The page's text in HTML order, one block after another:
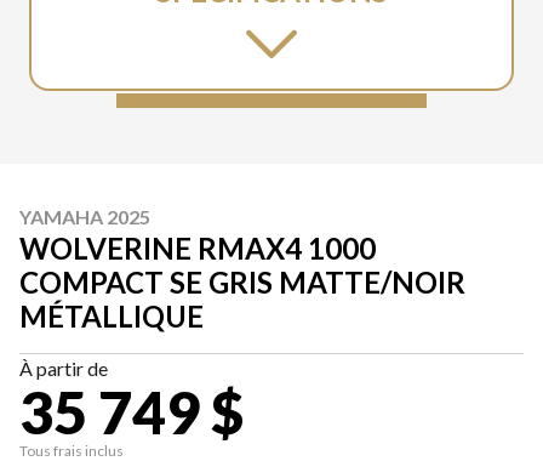
YAMAHA 2025
WOLVERINE RMAX4 1000
COMPACT SE GRIS MATTE/NOIR
MÉTALLIQUE
À partir de
35 749 $
Tous frais inclus